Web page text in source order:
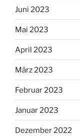
Juni 2023
Mai 2023
April 2023
März 2023
Februar 2023
Januar 2023
Dezember 2022